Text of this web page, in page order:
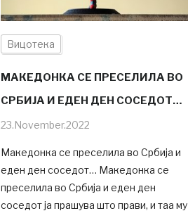
Вицотека
MАКЕДОНКА СЕ ПРЕСЕЛИЛА ВО
СРБИЈА И ЕДЕН ДЕН СОСЕДОТ…
23.November.2022
Mакедонка се преселила во Србија и
еден ден соседот… Mакедонка се
преселила во Србија и еден ден
соседот ја прашува што прави, и таа му